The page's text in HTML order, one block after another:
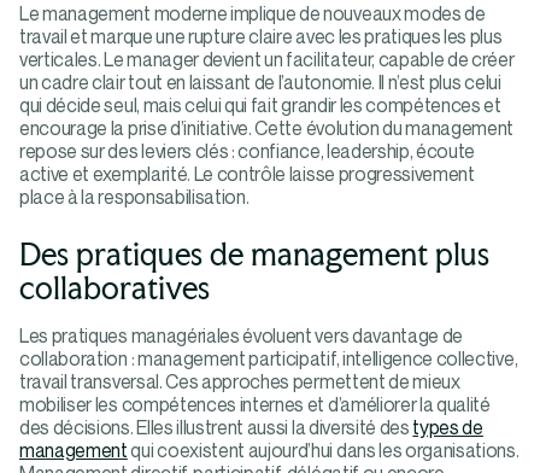
Le management moderne implique de nouveaux modes de
travail et marque une rupture claire avec les pratiques les plus
verticales. Le manager devient un facilitateur, capable de créer
un cadre clair tout en laissant de l’autonomie. Il n’est plus celui
qui décide seul, mais celui qui fait grandir les compétences et
encourage la prise d’initiative. Cette évolution du management
repose sur des leviers clés : confiance, leadership, écoute
active et exemplarité. Le contrôle laisse progressivement
place à la responsabilisation.
Des pratiques de management plus
collaboratives
Les pratiques managériales évoluent vers davantage de
collaboration : management participatif, intelligence collective,
travail transversal. Ces approches permettent de mieux
mobiliser les compétences internes et d’améliorer la qualité
des décisions. Elles illustrent aussi la diversité des types de
managementqui coexistent aujourd’hui dans les organisations.